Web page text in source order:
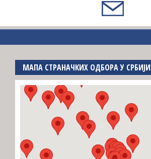
МАПА СТРАНАЧКИХ ОДБОРА У СРБИЈИ